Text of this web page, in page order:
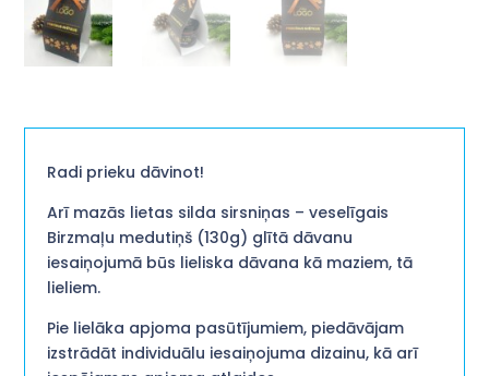
Radi prieku dāvinot!
Arī mazās lietas silda sirsniņas – veselīgais
Birzmaļu medutiņš (130g) glītā dāvanu
iesaiņojumā būs lieliska dāvana kā maziem, tā
lieliem.
Pie lielāka apjoma pasūtījumiem, piedāvājam
izstrādāt individuālu iesaiņojuma dizainu, kā arī